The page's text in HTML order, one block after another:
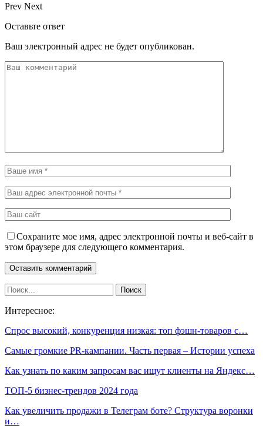
Prev Next
Оставьте ответ
Ваш электронный адрес не будет опубликован.
Сохраните мое имя, адрес электронной почты и веб-сайт в
этом браузере для следующего комментария.
Интересное:
Спрос высокий, конкуренция низкая: топ фэшн-товаров с…
Самые громкие PR-кампании. Часть первая – Истории успеха
Как узнать по каким запросам вас ищут клиенты на Яндекс…
ТОП-5 бизнес-трендов 2024 года
Как увеличить продажи в Телеграм боте? Структура воронки
и…